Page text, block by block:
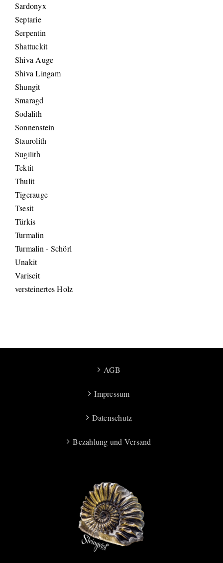
Sardonyx
Septarie
Serpentin
Shattuckit
Shiva Auge
Shiva Lingam
Shungit
Smaragd
Sodalith
Sonnenstein
Staurolith
Sugilith
Tektit
Thulit
Tigerauge
Tsesit
Türkis
Turmalin
Turmalin - Schörl
Unakit
Variscit
versteinertes Holz
AGB
Impressum
Datenschutz
Bezahlung und Versand